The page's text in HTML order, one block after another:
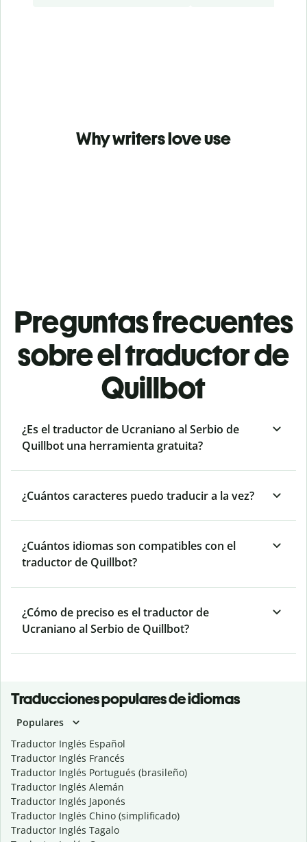
Why writers love use
Preguntas frecuentes
sobre el traductor de
Quillbot
¿Es el traductor de Ucraniano al Serbio de
Quillbot una herramienta gratuita?
¿Cuántos caracteres puedo traducir a la vez?
¿Cuántos idiomas son compatibles con el
traductor de Quillbot?
¿Cómo de preciso es el traductor de
Ucraniano al Serbio de Quillbot?
Traducciones populares de idiomas
Populares
Traductor Inglés Español
Traductor Inglés Francés
Traductor Inglés Portugués (brasileño)
Traductor Inglés Alemán
Traductor Inglés Japonés
Traductor Inglés Chino (simplificado)
Traductor Inglés Tagalo